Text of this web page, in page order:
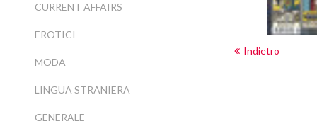
Indietro
CURRENT AFFAIRS
EROTICI
MODA
LINGUA STRANIERA
GENERALE